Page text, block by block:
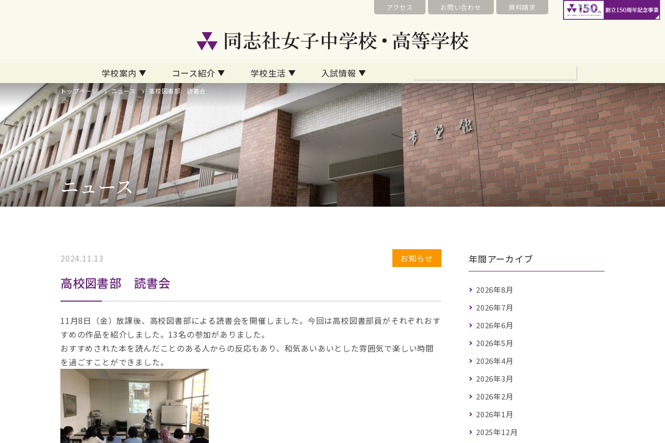
アクセス お問い合わせ 資料請求
学校案内 コース紹介 学校生活 入試情報
トップページ ニュース 高校図書部 読書会
ニュース
2024.11.13 お知らせ
高校図書部 読書会
11月8日（金）放課後、高校図書部による読書会を開催しました。今回は高校図書部員がそれぞれおす
すめの作品を紹介しました。13名の参加がありました。
おすすめされた本を読んだことのある人からの反応もあり、和気あいあいとした雰囲気で楽しい時間
を過ごすことができました。
年間アーカイブ
2026年8月
2026年7月
2026年6月
2026年5月
2026年4月
2026年3月
2026年2月
2026年1月
2025年12月